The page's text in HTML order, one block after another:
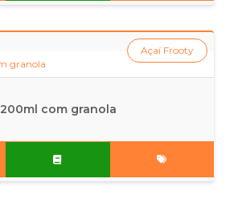
200ml com granola
Açaí Frooty